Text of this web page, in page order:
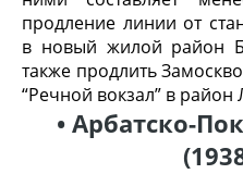
продление линии от
в новый жилой район
также про­длить
“Речной вокзал” в
• Арбатско-